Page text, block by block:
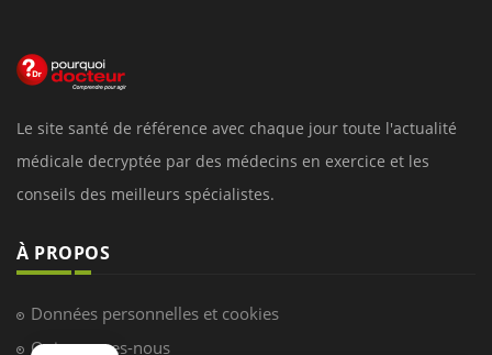
Le site santé de référence avec chaque jour toute l'actualité
médicale decryptée par des médecins en exercice et les
conseils des meilleurs spécialistes.
À PROPOS
Données personnelles et cookies
Qui sommes-nous